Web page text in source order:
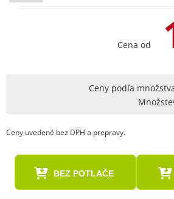
Cena od
Ceny podľa
Ceny uvedené bez DPH a prepravy.
BEZ POTLAČE